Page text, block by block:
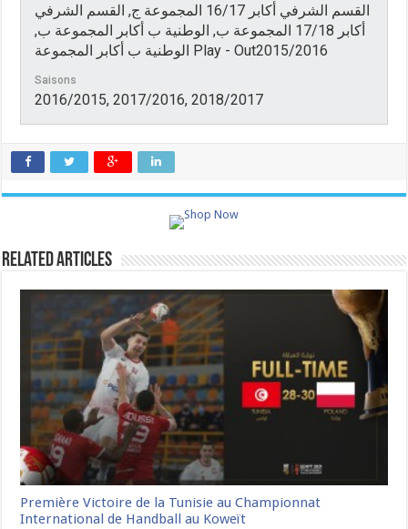
القسم الشرفي أكابر 16/17 المجموعة ج, القسم الشرفي
أكابر 17/18 المجموعة ب, الوطنية ب أكابر المجموعة ب,
الوطنية ب أكابر المجموعة Play - Out2015/2016
Saisons
2016/2015, 2017/2016, 2018/2017
Related Articles
Première Victoire de la Tunisie au Championnat
International de Handball au Koweït